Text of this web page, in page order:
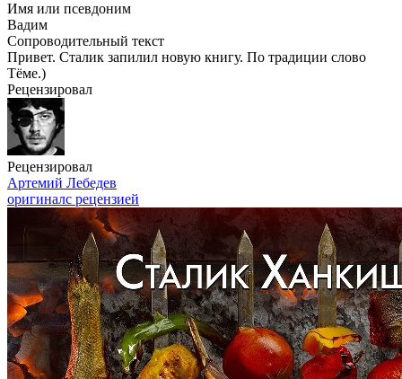
Имя или псевдоним
Вадим
Сопроводительный текст
Привет. Сталик запилил новую книгу. По традиции слово
Тёме.)
Рецензировал
Рецензировал
Артемий Лебедев
оригиналс рецензией